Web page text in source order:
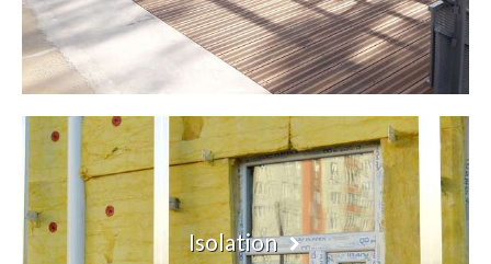
Isolation